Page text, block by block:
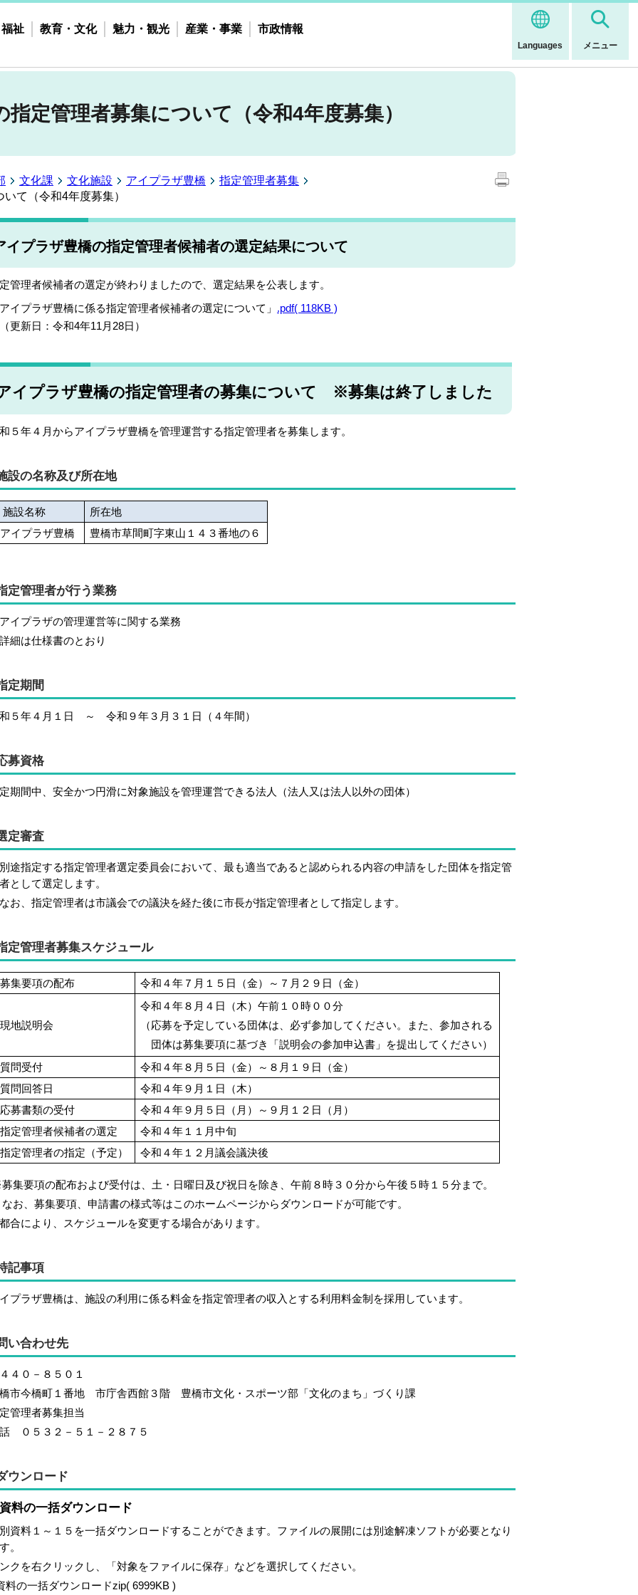
Languages メニュー
祉 教育・文化 魅力・観光 産業・事業 市政情報
定管理者募集について（令和4年度募集）
文化課 文化施設 アイプラザ豊橋
指定管理者募集
て（令和4年度募集）
イプラザ豊橋の指定管理者候補者の選定結果について
管理者候補者の選定が終わりましたので、選定結果を公表します。
アイプラザ豊橋に係る指定管理者候補者の選定について」 .pdf( 118KB )
更新日：令和4年11月28日）
イプラザ豊橋の指定管理者の募集について ※募集は終了しました
５年４月からアイプラザ豊橋を管理運営する指定管理者を募集します。
設の名称及び所在地
施設名称
所在地
アイプラザ豊橋
豊橋市草間町字東山１４３番地の６
定管理者が行う業務
アイプラザの管理運営等に関する業務
細は仕様書のとおり
定期間
５年４月１日 ～ 令和９年３月３１日（４年間）
募資格
期間中、安全かつ円滑に対象施設を管理運営できる法人（法人又は法人以外の団体）
定審査
途指定する指定管理者選定委員会において、最も適当であると認められる内容の申請をした団体を指定管
として選定します。
お、指定管理者は市議会での議決を経た後に市長が指定管理者として指定します。
定管理者募集スケジュール
募集要項の配布 令和４年７月１５日（金）～７月２９日（金）
現地説明会
令和４年８月４日（木）午前１０時００分
（応募を予定している団体は、必ず参加してください。また、参加される
団体は募集要項に基づき「説明会の参加申込書」を提出してください）
質問受付
令和４年８月５日（金）～８月１９日（金）
質問回答日
令和４年９月１日（木）
応募書類の受付
令和４年９月５日（月）～９月１２日（月）
指定管理者候補者の選定
令和４年１１月中旬
指定管理者の指定（予定）
令和４年１２月議会議決後
集要項の配布および受付は、土・日曜日及び祝日を除き、午前８時３０分から午後５時１５分まで。
お、募集要項、申請書の様式等はこのホームページからダウンロードが可能です。
合により、スケジュールを変更する場合があります。
記事項
プラザ豊橋は、施設の利用に係る料金を指定管理者の収入とする利用料金制を採用しています。
い合わせ先
４０－８５０１
市今橋町１番地 市庁舎西館３階 豊橋市文化・スポーツ部「文化のまち」づくり課
管理者募集担当
０５３２－５１－２８７５
ウンロード
資料の一括ダウンロード
資料１～１５を一括ダウンロードすることができます。ファイルの展開には別途解凍ソフトが必要となり
。
クを右クリックし、「対象をファイルに保存」などを選択してください。
料の一括ダウンロードzip( 6999KB )